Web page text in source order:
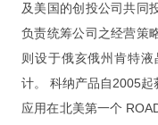
学员案例
企业培训
及美国的创投公司共同
负责统筹公司之经营策
则设于俄亥俄州肯特
计。 科纳产品自2005起
应用在北美第一个